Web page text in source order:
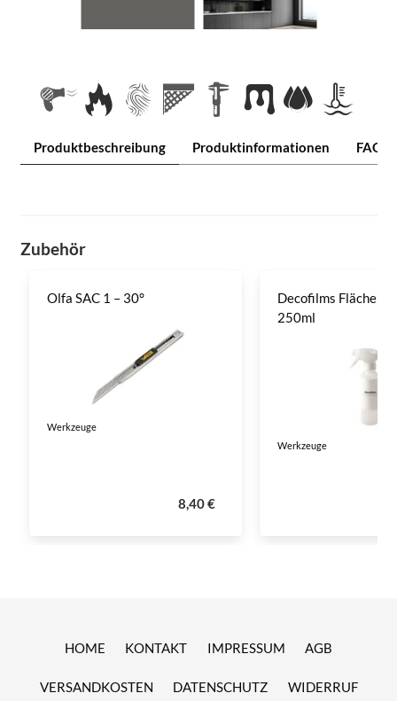
Produktbeschreibung Produktinformationen FAQ
Zubehör
Olfa SAC 1 – 30°
Werkzeuge
8,40 €
Decofilms
250ml
Werkzeuge
HOME KONTAKT IMPRESSUM AGB
VERSANDKOSTEN DATENSCHUTZ WIDERRUF